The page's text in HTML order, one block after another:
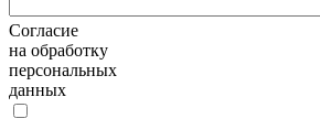
Согласие
на обработку
персональных
данных